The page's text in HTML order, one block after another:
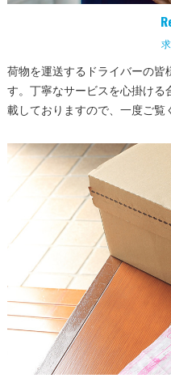
荷物を運送するドライバーの皆
す。丁寧なサービスを心掛ける
載しておりますので、一度ご覧